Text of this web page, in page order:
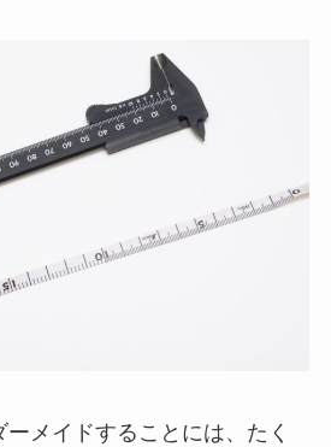
メイドすることには、たく